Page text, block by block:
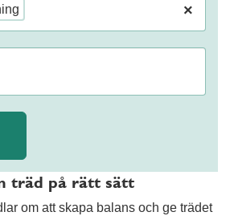
×
träd på rätt sätt
om att skapa balans och ge trädet